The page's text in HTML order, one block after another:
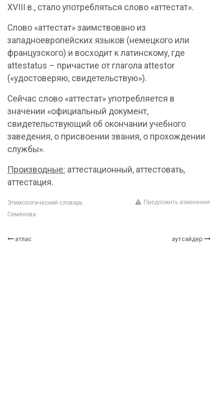
XVIII в., стало употребляться слово «аттестат».
Слово «аттестат» заимствовано из
западноевропейских языков (немецкого или
французского) и восходит к латинскому, где
attestatus – причастие от глагола attestor
(«удостоверяю, свидетельствую»).
Сейчас слово «аттестат» употребляется в
значении «официальный документ,
свидетельствующий об окончании учебного
заведения, о присвоении звания, о прохождении
службы».
Производные: аттестационный, аттестовать,
аттестация.
Этимологический словарь
Семёнова
Предложить изменения
атлас аутсайдер